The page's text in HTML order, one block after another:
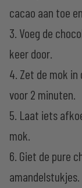
cacao aan toe
3. Voeg de
keer door.
4. Zet de mok
voor 2 minuten.
5. Laat iets
mok.
6. Giet de pure
amandelstukjes.